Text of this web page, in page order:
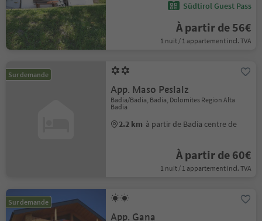
Südtirol Guest Pass
À partir de 56€
1 nuit / 1 appartement incl. TVA
Sur demande
App. Maso Peslalz
Badia/Badia, Badia, Dolomites Region Alta
Badia
2.2 km à partir de Badia centre de
À partir de 60€
1 nuit / 1 appartement incl. TVA
Sur demande
App. Gana